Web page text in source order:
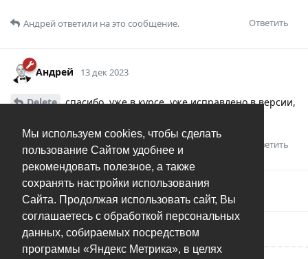
Мы используем cookies, чтобы сделать
пользование Сайтом удобнее и
рекомендовать полезное, а также
сохранять настройки использования
Сайта. Продолжая использовать сайт, Вы
соглашаетесь с обработкой персональных
данных, собираемых посредством
программы «Яндекс Метрика», в целях
Ответить
Андрейответили на это сообщение.
Андрей 13 дек 2023
Delete спасибо, уже в курсе, уже исправлено в версии,
Ответить
Андрейдобавил(а) тег.